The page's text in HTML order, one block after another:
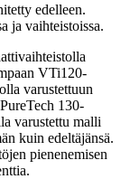
edelleen.
ja vaihteistoissa.
VTi120-
varustettuun
130-
varustettu malli
kuin edeltäjänsä.
pienenemisen